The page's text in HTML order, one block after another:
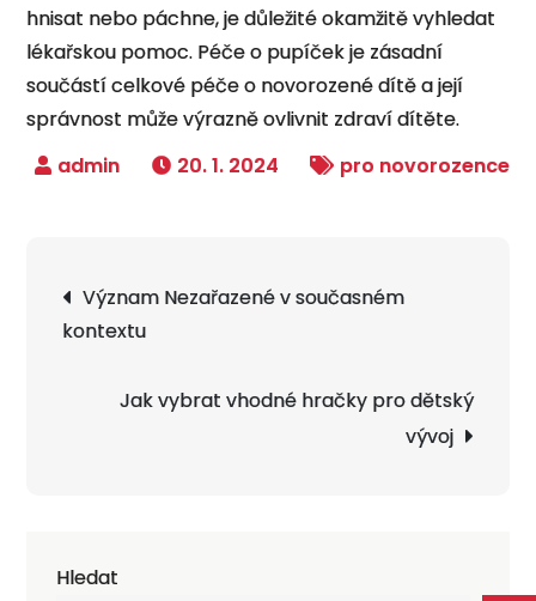
hnisat nebo páchne, je důležité okamžitě vyhledat
lékařskou pomoc. Péče o pupíček je zásadní
součástí celkové péče o novorozené dítě a její
správnost může výrazně ovlivnit zdraví dítěte.
20. 1. 2024
pro novorozence
Navigace
pro
Význam Nezařazené v současném
kontextu
Jak vybrat vhodné hračky pro dětský
vývoj
Hledat